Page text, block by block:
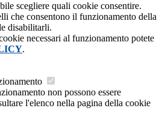
scegliere quali cookie consentire.
che consentono il funzionamento della
disabilitarli.
necessari al funzionamento potete
.
non possono essere
l'elenco nella pagina della cookie